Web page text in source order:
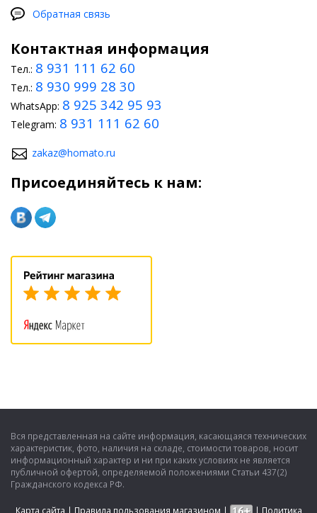
Обратная связь
Контактная информация
Тел.: 8 931 111 62 60
Тел.: 8 930 999 28 30
WhatsApp: 8 925 342 95 93
Telegram: 8 931 111 62 60
zakaz@homato.ru
Присоединяйтесь к нам:
Вся представленная на сайте информация, касающаяся технических
характеристик, фото, наличия на складе, стоимости товаров, носит
информационный характер и ни при каких условиях не является
публичной офертой, определяемой положениями Статьи 437(2)
Гражданского кодекса РФ.
Карта сайта | Правила пользования магазином | | Политика